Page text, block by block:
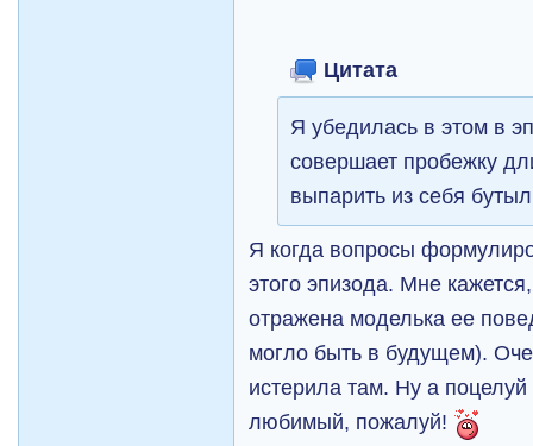
Цитата
Я убедилась в этом в
совершает пробежку
выпарить из себя
Я когда вопросы
этого эпизода. Мне
отражена моделька ее
могло быть в будущем).
истерила там. Ну а
любимый, пожалуй!